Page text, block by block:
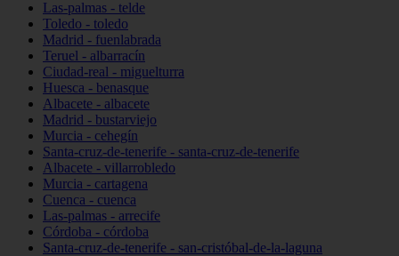
Las-palmas - telde
Toledo - toledo
Madrid - fuenlabrada
Teruel - albarracín
Ciudad-real - miguelturra
Huesca - benasque
Albacete - albacete
Madrid - bustarviejo
Murcia - cehegín
Santa-cruz-de-tenerife - santa-cruz-de-tenerife
Albacete - villarrobledo
Murcia - cartagena
Cuenca - cuenca
Las-palmas - arrecife
Córdoba - córdoba
Santa-cruz-de-tenerife - san-cristóbal-de-la-laguna